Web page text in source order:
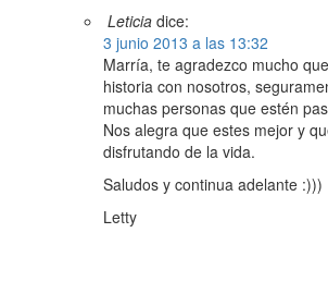
Leticia dice:
3 junio 2013 a las 13:32
Marría, te agradezco mucho
historia con nosotros,
muchas personas que estén
Nos alegra que estes mejor y
disfrutando de la vida.
Saludos y continua adelante :)))
Letty